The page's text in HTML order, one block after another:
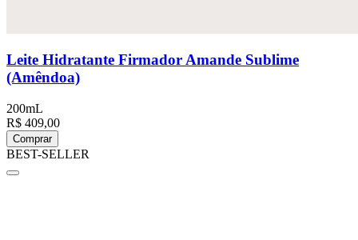
Leite Hidratante Firmador Amande Sublime
(Amêndoa)
200mL
R$ 409,00
Comprar
BEST-SELLER